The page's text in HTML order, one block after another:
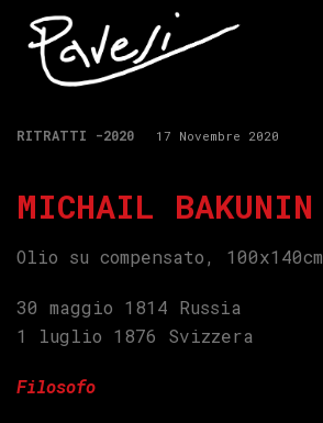
RITRATTI -2020 17 Novembre 2020
MICHAIL BAKUNIN
Olio su compensato, 100x140cm
30 maggio 1814 Russia
1 luglio 1876 Svizzera
Filosofo